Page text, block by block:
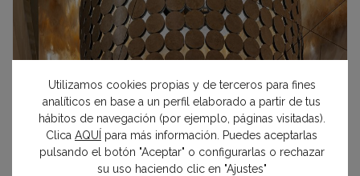
Utilizamos cookies propias y de terceros para fines
analíticos en base a un perfil elaborado a partir de tus
hábitos de navegación (por ejemplo, páginas visitadas).
Clica AQUÍ para más información. Puedes aceptarlas
pulsando el botón "Aceptar" o configurarlas o rechazar
su uso haciendo clic en "Ajustes"